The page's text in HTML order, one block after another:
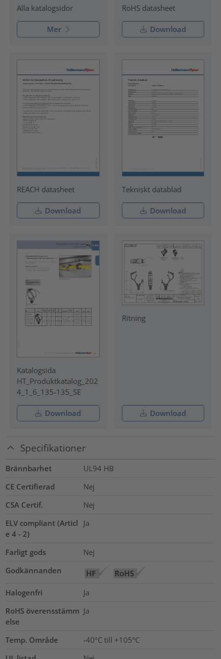
Alla katalogsidor
Mer
RoHS datasheet
Download
REACH datasheet
Download
Tekniskt datablad
Download
Katalogsida
HT_Produktkatalog_202
4_1_6_135-135_SE
Download
Ritning
Download
Specifikationer
Brännbarhet
UL94 HB
CE Certifierad
Nej
CSA Certif.
Nej
ELV compliant (Articl
e 4 - 2)
Ja
Farligt gods
Nej
Godkännanden
Halogenfri
Ja
RoHS överensstämm
else
Ja
Temp. Område
-40°C till +105°C